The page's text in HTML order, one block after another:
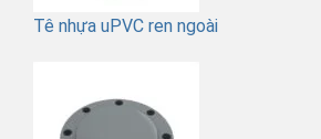
Tê nhựa uPVC ren ngoài